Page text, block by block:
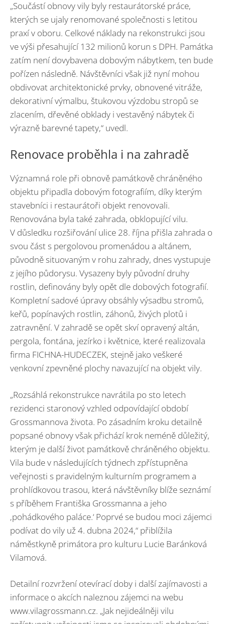
„Součástí obnovy vily byly restaurátorské práce,
kterých se ujaly renomované společnosti s letitou
praxí v oboru. Celkové náklady na rekonstrukci jsou
ve výši přesahující 132 milionů korun s DPH. Památka
zatím není dovybavena dobovým nábytkem, ten bude
pořízen následně. Návštěvníci však již nyní mohou
obdivovat architektonické prvky, obnovené vitráže,
dekorativní výmalbu, štukovou výzdobu stropů se
zlacením, dřevěné obklady i vestavěný nábytek či
výrazně barevné tapety,“ uvedl.
Renovace proběhla i na zahradě
Významná role při obnově památkově chráněného
objektu připadla dobovým fotografiím, díky kterým
stavebníci i restaurátoři objekt renovovali.
Renovována byla také zahrada, obklopující vilu.
V důsledku rozšiřování ulice 28. října přišla zahrada o
svou část s pergolovou promenádou a altánem,
původně situovaným v rohu zahrady, dnes vystupuje
z jejího půdorysu. Vysazeny byly původní druhy
rostlin, definovány byly opět dle dobových fotografií.
Kompletní sadové úpravy obsáhly výsadbu stromů,
keřů, popínavých rostlin, záhonů, živých plotů i
zatravnění. V zahradě se opět skví opravený altán,
pergola, fontána, jezírko i květnice, které realizovala
firma FICHNA-HUDECZEK, stejně jako veškeré
venkovní zpevněné plochy navazující na objekt vily.
„Rozsáhlá rekonstrukce navrátila po sto letech
rezidenci staronový vzhled odpovídající období
Grossmannova života. Po zásadním kroku detailně
popsané obnovy však přichází krok neméně důležitý,
kterým je další život památkově chráněného objektu.
Vila bude v následujících týdnech zpřístupněna
veřejnosti s pravidelným kulturním programem a
prohlídkovou trasou, která návštěvníky blíže seznámí
s příběhem Františka Grossmanna a jeho
‚pohádkového paláce.‘ Poprvé se budou moci zájemci
podívat do vily už 4. dubna 2024,“ přiblížila
náměstkyně primátora pro kulturu Lucie Baránková
Vilamová.
Detailní rozvržení otevírací doby i další zajímavosti a
informace o akcích naleznou zájemci na webu
www.vilagrossmann.cz. „Jak nejideálněji vilu